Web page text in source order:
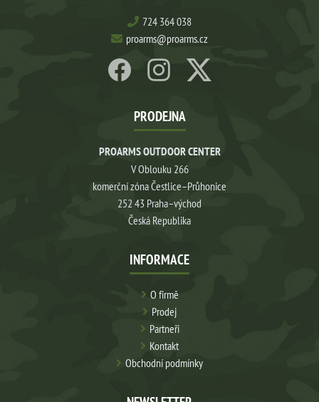
724 364 038
proarms@proarms.cz
PRODEJNA
PROARMS OUTDOOR CENTER
V Oblouku 266
komerční zóna Čestlice–Průhonice
252 43 Praha–východ
Česká Republika
INFORMACE
O firmě
Prodej
Partneři
Kontakt
Obchodní podmínky